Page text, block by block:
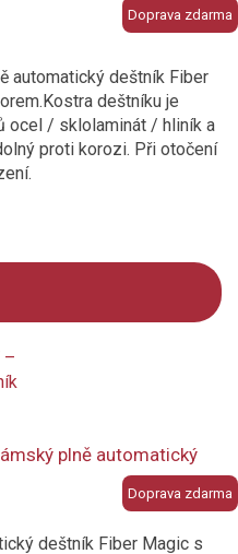
Doprava zdarma
automatický deštník Fiber
deštníku je
ocel / sklolaminát / hliník a
proti korozi. Při otočení
Doprava zdarma
plně automatický
deštník Fiber Magic s